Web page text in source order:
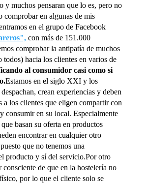
y muchos pensaran que lo es, pero no
comprobar en algunas de mis
en el grupo de Facebook
con más de 151.000
comprobar la antipatía de muchos
todos) hacia los clientes en varios de
al consumidor casi como si
Estamos en el siglo XXI y los
crean experiencias y deben
a los clientes que eligen compartir con
consumir en su local. Especialmente
basan su oferta en productos
encontrar en cualquier otro
que no tenemos una
producto y sí del servicio.Por otro
consciente de que en la hostelería no
por lo que el cliente solo se